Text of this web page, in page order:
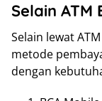
Selain ATM
Selain lewat
metode
dengan